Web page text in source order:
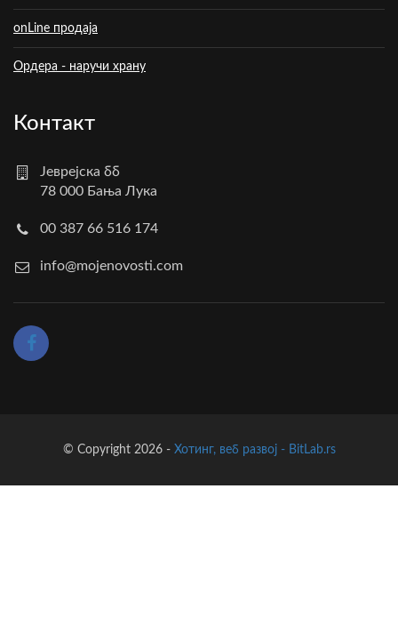
onLine продаја
Ордера - наручи храну
Контакт
Јеврејска бб
78 000 Бања Лука
00 387 66 516 174
info@mojenovosti.com
© Copyright 2026 - Хотинг, веб развој - BitLab.rs